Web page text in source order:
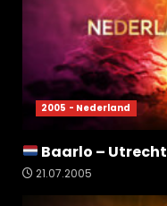
2005 - Nederland
Baarlo – Utrecht
21.07.2005